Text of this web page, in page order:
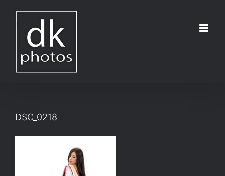
DSC_0218